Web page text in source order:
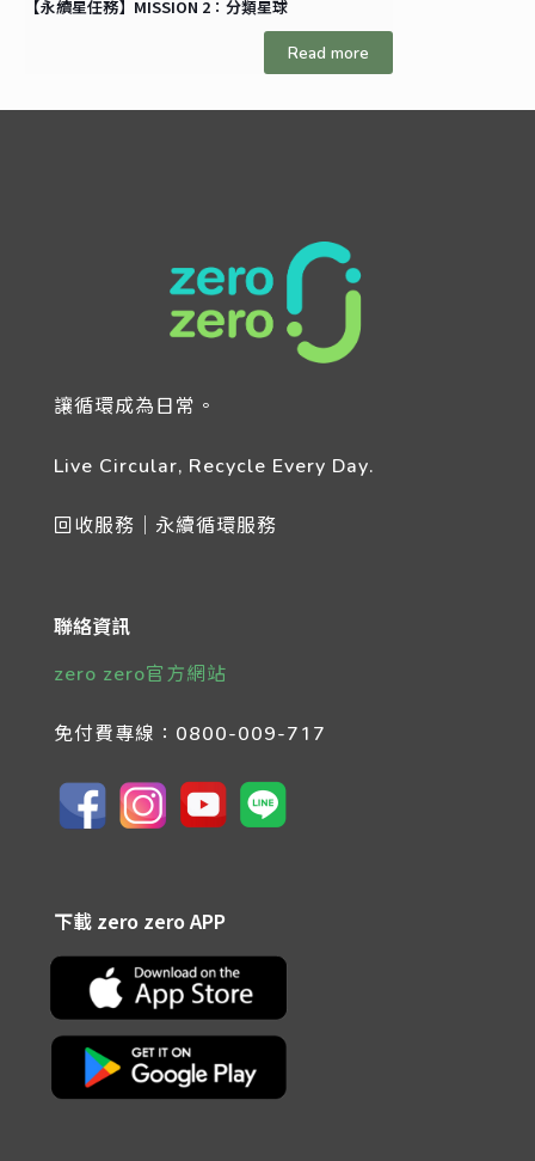
【永續星任務】MISSION 2：分類星球
Read more
讓循環成為日常。
Live Circular, Recycle Every Day.
回收服務｜永續循環服務
聯絡資訊
zero zero官方網站
免付費專線： 0800-009-717
下載 zero zero APP